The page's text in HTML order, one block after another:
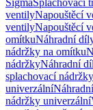
SigmaSplachovací
ventilyNapouštěcí
ventilyNapouštěcí
omítkuNáhradní
nádržky na omítku
nádržkyNáhradní
splachovací nádržky
univerzální
nádržky univerzální